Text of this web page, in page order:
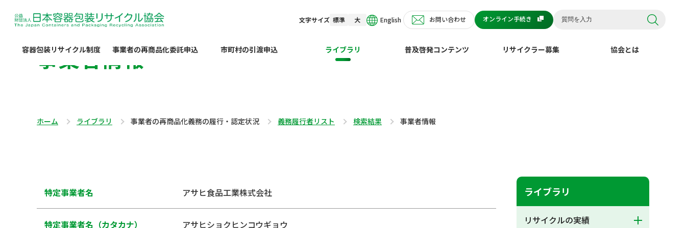
文字サイズ 標準 大 English お問い合わせ オンライン手続き
容器包装リサイクル制度 事業者の再商品化委託申込 市町村の引渡申込 ライブラリ 普及啓発コンテンツ リサイクラー募集 協会とは
事業者情報
ホーム ライブラリ 事業者の再商品化義務の履行・認定状況 義務履行者リスト 検索結果 事業者情報
特定事業者名 アサヒ食品工業株式会社
特定事業者名（カタカナ） アサヒショクヒンコウギョウ
ライブラリ
リサイクルの実績